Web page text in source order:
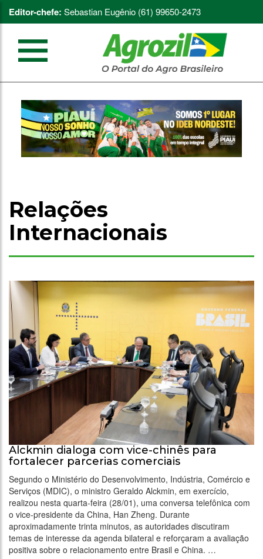
Editor-chefe: Sebastian Eugênio (61) 99650-2473
Relações
Internacionais
Alckmin dialoga com vice-chinês para
fortalecer parcerias comerciais
Segundo o Ministério do Desenvolvimento, Indústria, Comércio e
Serviços (MDIC), o ministro Geraldo Alckmin, em exercício,
realizou nesta quarta-feira (28/01), uma conversa telefônica com
o vice-presidente da China, Han Zheng. Durante
aproximadamente trinta minutos, as autoridades discutiram
temas de interesse da agenda bilateral e reforçaram a avaliação
positiva sobre o relacionamento entre Brasil e China. …